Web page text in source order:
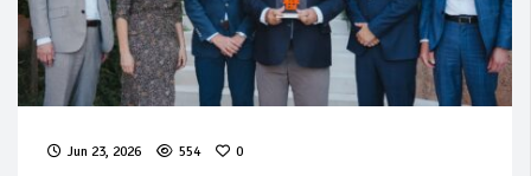
Jun 23, 2026 554 0